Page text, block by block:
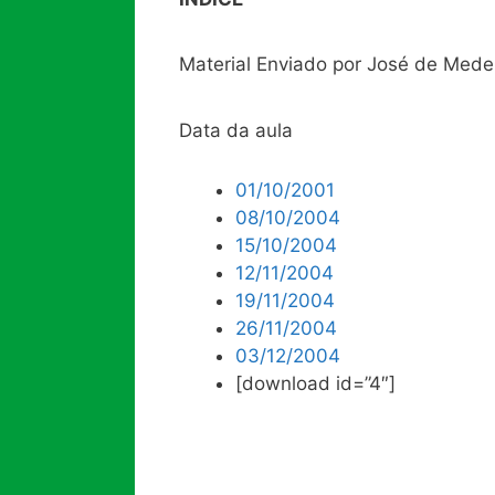
Material Enviado por José de
Data da aula
01/10/2001
08/10/2004
15/10/2004
12/11/2004
19/11/2004
26/11/2004
03/12/2004
[download id=”4″]